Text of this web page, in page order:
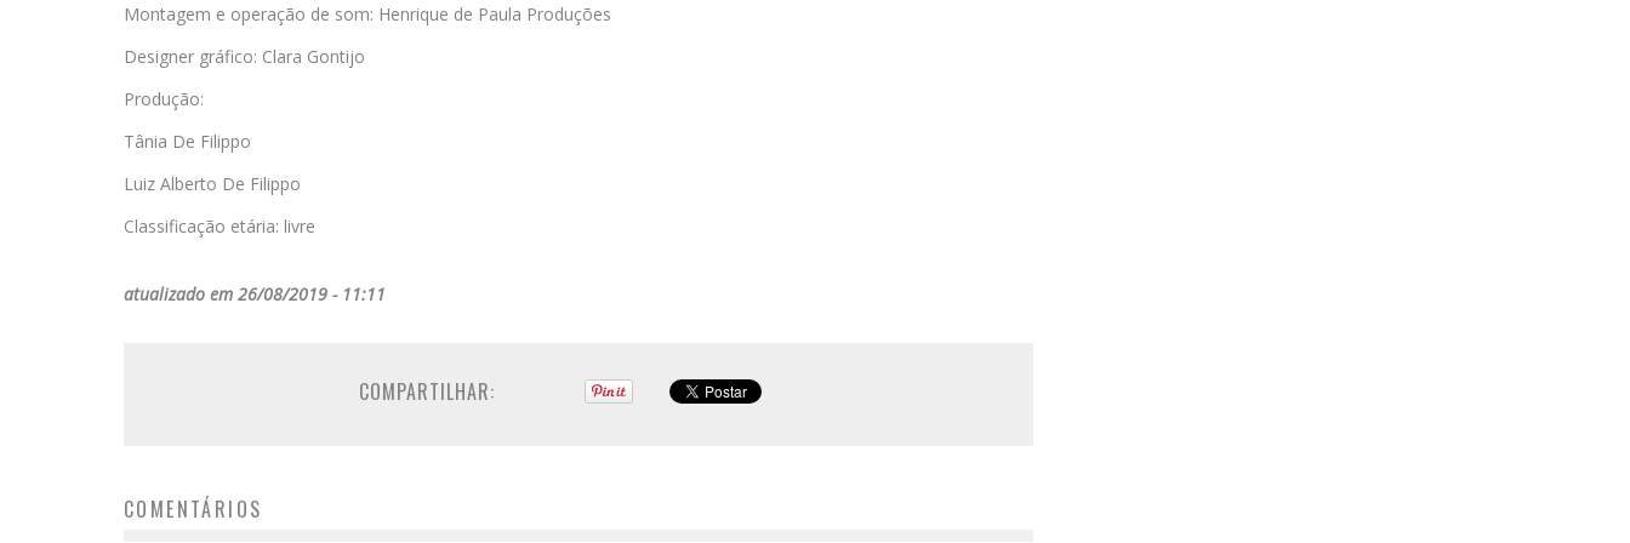
Montagem e operação de som: Henrique de Paula Produções
Designer gráfico: Clara Gontijo
Produção:
Tânia De Filippo
Luiz Alberto De Filippo
Classificação etária: livre
atualizado em 26/08/2019 - 11:11
COMPARTILHAR:
COMENTÁRIOS